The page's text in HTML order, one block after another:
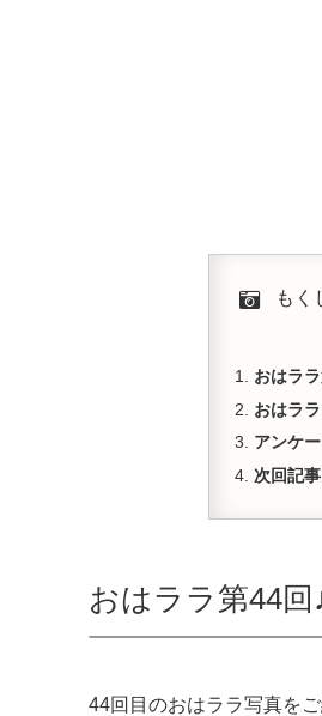
もく
おはラ
おはラ
アンケ
次回記
おはララ第44回
44回目のおはララ写真を